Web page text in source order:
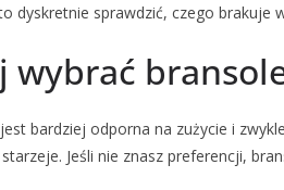
dyskretnie sprawdzić, czego brakuje
wybrać
bardziej odporna na zużycie i
Jeśli nie znasz preferencji,